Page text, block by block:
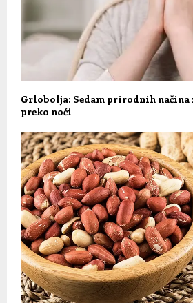
Grlobolja: Sedam prirodnih
preko noći